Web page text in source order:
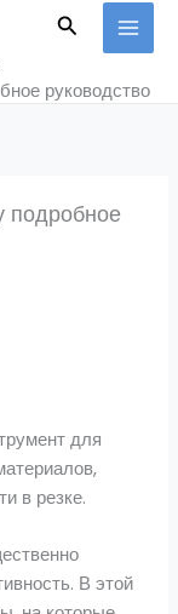
Поиск
руководство
подробное
для
в резке.
В этой